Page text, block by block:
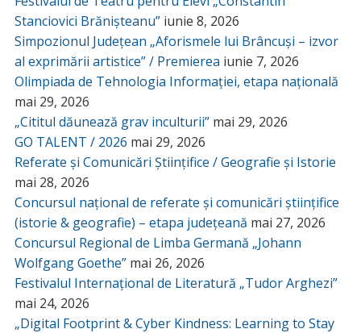
Stanciovici Brănișteanu” iunie 8, 2026
Simpozionul Județean „Aforismele lui Brâncuși – izvor
al exprimării artistice” / Premierea iunie 7, 2026
Olimpiada de Tehnologia Informației, etapa națională
mai 29, 2026
„Cititul dăunează grav inculturii” mai 29, 2026
GO TALENT / 2026 mai 29, 2026
Referate și Comunicări Științifice / Geografie și Istorie
mai 28, 2026
Concursul național de referate și comunicări științifice
(istorie & geografie) – etapa județeană mai 27, 2026
Concursul Regional de Limba Germană „Johann
Wolfgang Goethe” mai 26, 2026
Festivalul Internațional de Literatură „Tudor Arghezi”
mai 24, 2026
„Digital Footprint & Cyber Kindness: Learning to Stay